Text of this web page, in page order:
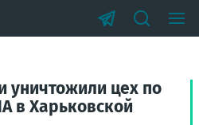
уничтожили цех по
в Харьковской